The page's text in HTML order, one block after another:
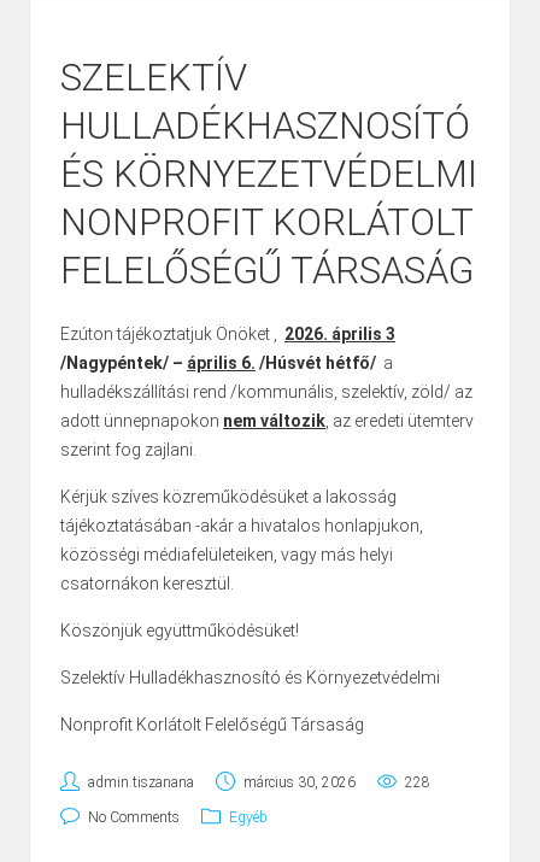
SZELEKTÍV
HULLADÉKHASZNOSÍTÓ
ÉS KÖRNYEZETVÉDELMI
NONPROFIT KORLÁTOLT
FELELŐSÉGŰ TÁRSASÁG
Ezúton tájékoztatjuk Önöket , 2026. április 3
/Nagypéntek/ – április 6. /Húsvét hétfő/ a
hulladékszállítási rend /kommunális, szelektív, zöld/ az
adott ünnepnapokon nem változik, az eredeti ütemterv
szerint fog zajlani.
Kérjük szíves közreműködésüket a lakosság
tájékoztatásában -akár a hivatalos honlapjukon,
közösségi médiafelületeiken, vagy más helyi
csatornákon keresztül.
Köszönjük együttműködésüket!
Szelektív Hulladékhasznosító és Környezetvédelmi
Nonprofit Korlátolt Felelőségű Társaság
admin.tiszanana március 30, 2026 228
No Comments Egyéb